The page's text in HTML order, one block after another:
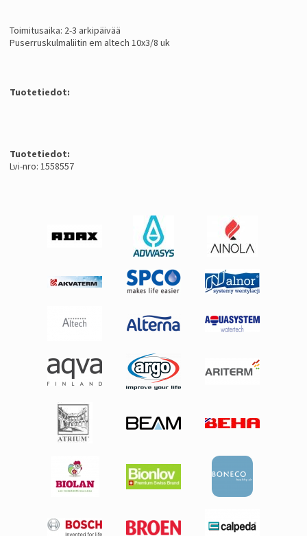
Toimitusaika: 2-3 arkipäivää
Puserruskulmaliitin em altech 10x3/8 uk
Tuotetiedot:
Tuotetiedot:
Lvi-nro: 1558557